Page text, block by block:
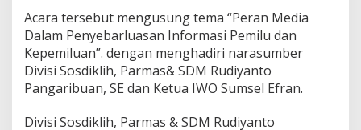
a
r
t
a
w
a
G
Acara tersebut mengusung tema “Peran Media
Dalam Penyebarluasan Informasi Pemilu dan
Kepemiluan”. dengan menghadiri narasumber
Divisi Sosdiklih, Parmas& SDM Rudiyanto
Pangaribuan, SE dan Ketua IWO Sumsel Efran.
Divisi Sosdiklih, Parmas & SDM Rudiyanto